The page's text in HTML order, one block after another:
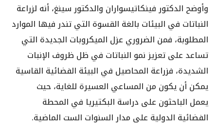
وأوضح الدكتور فينكاتيسواران والدكتور سينغ، أنه لزراعة
النباتات في البيئات بالغة القسوة التي تندر فيها الموارد
المطلوبة، فمن الضروري عزل الميكروبات الجديدة التي
تساعد على تعزيز نمو النباتات في ظل ظروف الإنبات
الشديدة، فزراعة المحاصيل في البيئة الفضائية القاسية
يمكن أن يكون من المساعي العسيرة للغاية، حيث
يعمل الباحثون على دراسة البكتيريا في المحطة
الفضائية الدولية على مدار السنوات الست الماضية.